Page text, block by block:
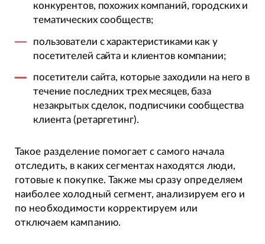
конкурентов, похожих компаний, городских и
тематических сообществ;
пользователи с характеристиками как у
посетителей сайта и клиентов компании;
посетители сайта, которые заходили на него в
течение последних трех месяцев, база
незакрытых сделок, подписчики сообщества
клиента (ретаргетинг).
Такое разделение помогает с самого начала
отследить, в каких сегментах находятся люди,
готовые к покупке. Также мы сразу определяем
наиболее холодный сегмент, анализируем его и
по необходимости корректируем или
отключаем кампанию.